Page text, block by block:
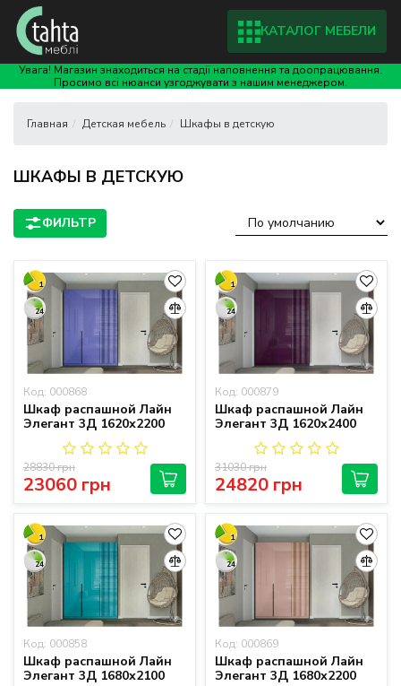
Увага! Магазин знаходиться на стадії наповнення та доопрацювання.
Просимо всі нюанси узгоджувати з нашим менеджером.
КАТАЛОГ МЕБЕЛИ
Детская мебель Шкафы в детскую
ШКАФЫ В ДЕТСКУЮ
1
24
Код: 000868
Шкаф распашной Лайн
Элегант 3Д 1620х2200
23060 грн
28830 грн
1
24
Код: 000879
Шкаф распашной Лайн
Элегант 3Д 1620х2400
24820 грн
31030 грн
1
24
Код: 000858
Шкаф распашной Лайн
Элегант 3Д 1680х2100
1
24
Код: 000869
Шкаф распашной Лайн
Элегант 3Д 1680х2200